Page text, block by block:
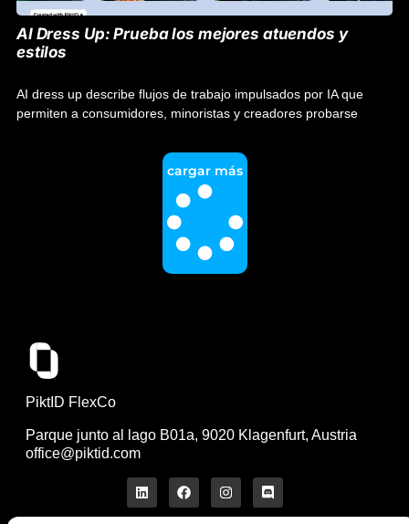
AI Dress Up: Prueba los mejores atuendos y
estilos
AI dress up describe flujos de trabajo impulsados por IA que
permiten a consumidores, minoristas y creadores probarse
cargar más
PiktID FlexCo
Parque junto al lago B01a, 9020 Klagenfurt, Austria
office@piktid.com